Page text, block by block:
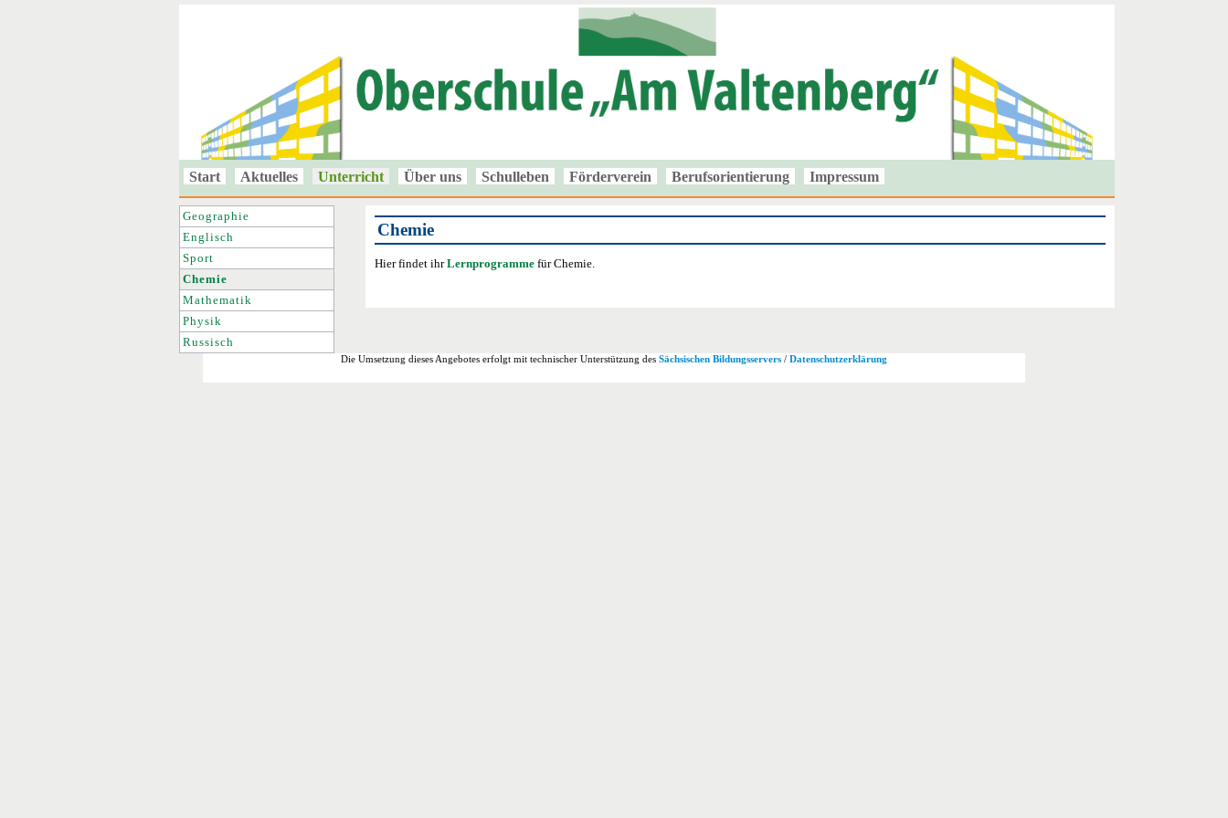
Start Aktuelles Unterricht Über uns Schulleben Förderverein Berufsorientierung Impressum
Chemie
Hier findet ihrLernprogramme für Chemie.
Geographie
Englisch
Sport
Chemie
Mathematik
Physik
Russisch
Die Umsetzung dieses Angebotes erfolgt mit technischer Unterstützung des Sächsischen Bildungsservers / Datenschutzerklärung